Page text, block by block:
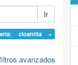
Ir
cloantita ×
avanzados